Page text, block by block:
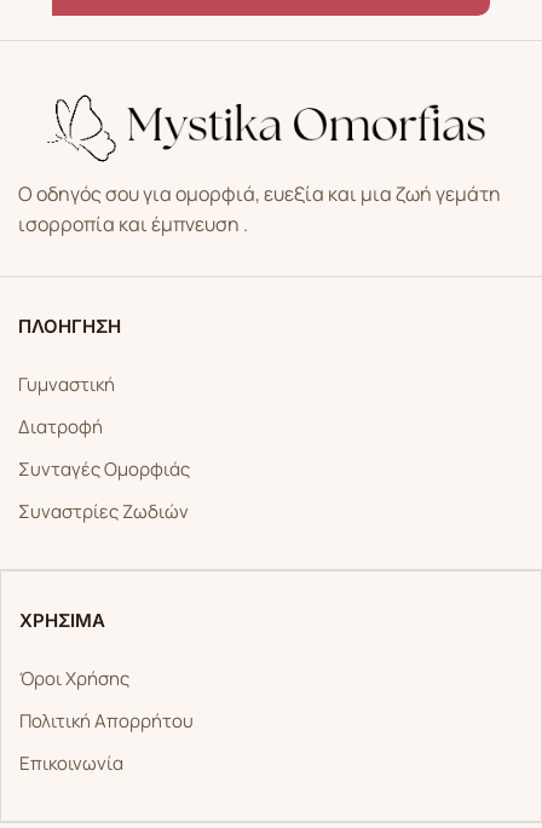
Ο οδηγός σου για ομορφιά, ευεξία και μια ζωή γεμάτη
ισορροπία και έμπνευση .
ΠΛΟΗΓΗΣΗ
Γυμναστική
Διατροφή
Συνταγές Ομορφιάς
Συναστρίες Ζωδιών
ΧΡΗΣΙΜΑ
Όροι Χρήσης
Πολιτική Απορρήτου
Επικοινωνία